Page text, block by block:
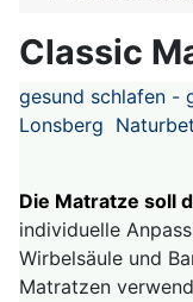
Classic
gesund schlafen -
Lonsberg
Die Matratze soll
individuelle
Wirbelsäule und
Matratzen